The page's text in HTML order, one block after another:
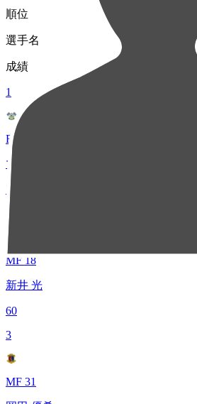
順位
選手名
成績
1
FW 10
マルクス ヴィニシウス
74
2
MF 18
新井 光
60
3
MF 31